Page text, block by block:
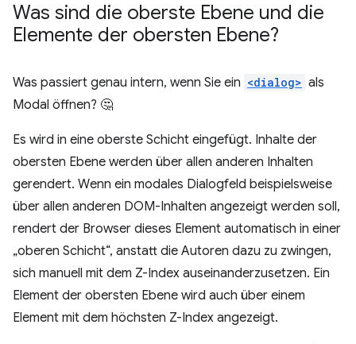
Was sind die oberste Ebene und die
Elemente der obersten Ebene?
Was passiert genau intern, wenn Sie ein <dialog> als
Modal öffnen? 🤔
Es wird in eine oberste Schicht eingefügt. Inhalte der
obersten Ebene werden über allen anderen Inhalten
gerendert. Wenn ein modales Dialogfeld beispielsweise
über allen anderen DOM-Inhalten angezeigt werden soll,
rendert der Browser dieses Element automatisch in einer
„oberen Schicht“, anstatt die Autoren dazu zu zwingen,
sich manuell mit dem Z-Index auseinanderzusetzen. Ein
Element der obersten Ebene wird auch über einem
Element mit dem höchsten Z-Index angezeigt.